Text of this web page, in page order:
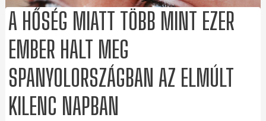
A HŐSÉG MIATT TÖBB MINT EZER
EMBER HALT MEG
SPANYOLORSZÁGBAN AZ ELMÚLT
KILENC NAPBAN